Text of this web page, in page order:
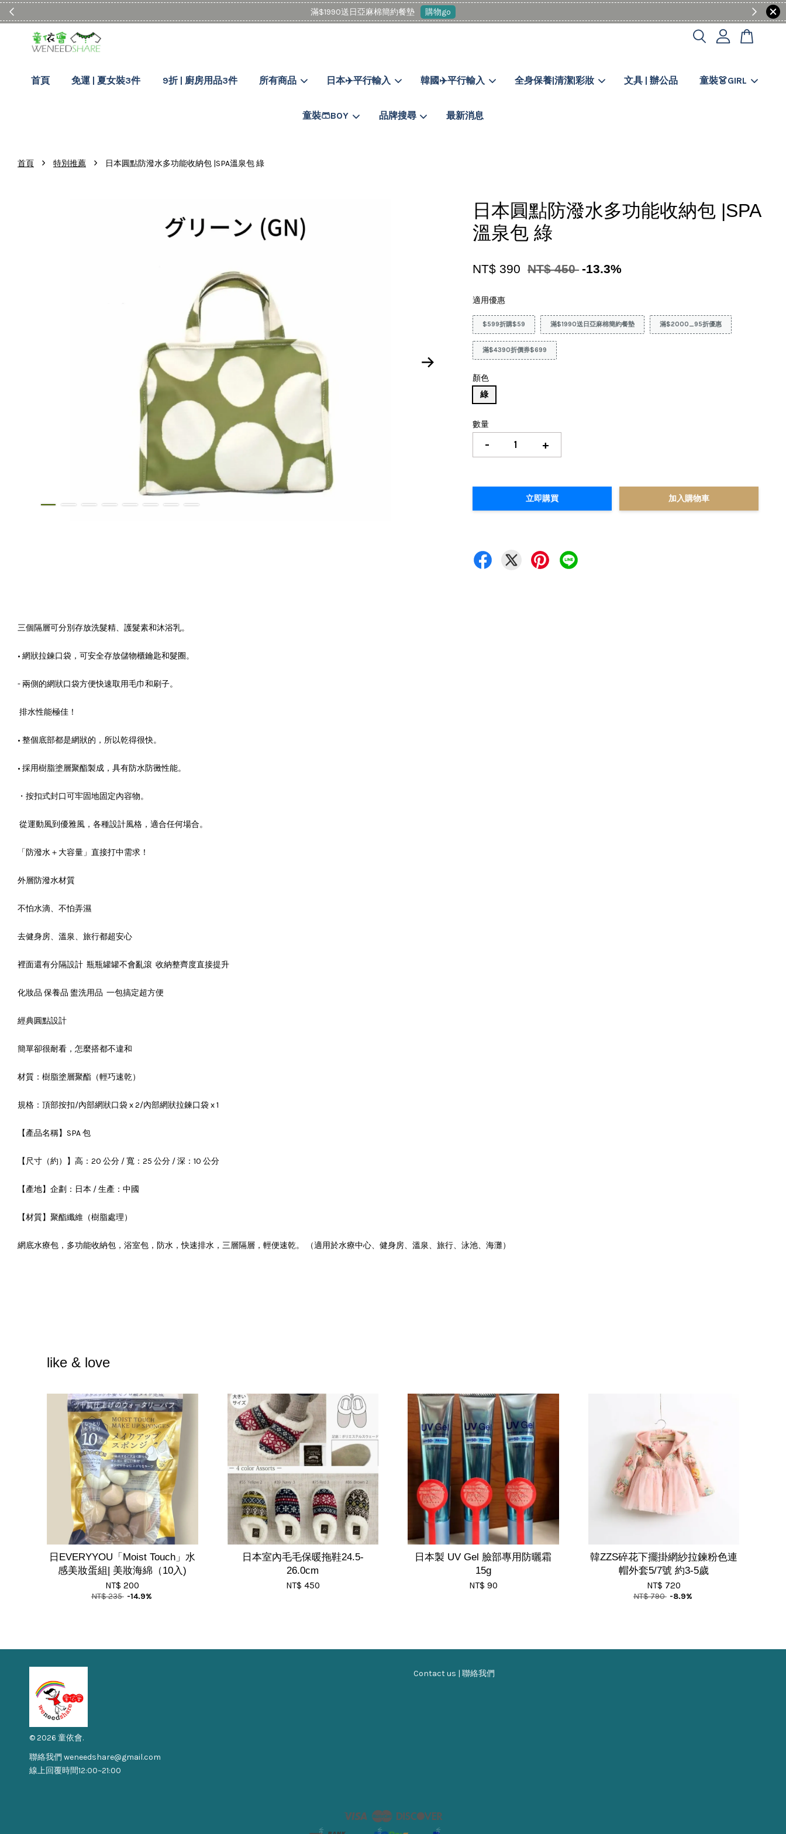
滿$1990送日亞麻棉簡約餐墊 購物go
首頁 免運 | 夏女裝3件 9折 | 廚房用品3件 所有商品 日本✈️平行輸入 韓國✈️平行輸入 全身保養|清潔|彩妝 文具 | 辦公品 童裝👗GIRL
童裝🩳BOY 品牌搜尋 最新消息
首頁 › 特別推薦 › 日本圓點防潑水多功能收納包 |SPA溫泉包 綠
日本圓點防潑水多功能收納包 |SPA
溫泉包 綠
NT$ 390 NT$ 450 -13.3%
適用優惠
$599折購$59 滿$1990送日亞麻棉簡約餐墊 滿$2000_95折優惠
滿$4390折價券$699
顏色
綠
數量
- +
立即購買 加入購物車
三個隔層可分別存放洗髮精、護髮素和沐浴乳。
• 網狀拉鍊口袋，可安全存放儲物櫃鑰匙和髮圈。
- 兩側的網狀口袋方便快速取用毛巾和刷子。
排水性能極佳！
• 整個底部都是網狀的，所以乾得很快。
• 採用樹脂塗層聚酯製成，具有防水防黴性能。
・按扣式封口可牢固地固定內容物。
從運動風到優雅風，各種設計風格，適合任何場合。
「防潑水＋大容量」直接打中需求！
外層防潑水材質
不怕水滴、不怕弄濕
去健身房、溫泉、旅行都超安心
裡面還有分隔設計 瓶瓶罐罐不會亂滾 收納整齊度直接提升
化妝品 保養品 盥洗用品 一包搞定超方便
經典圓點設計
簡單卻很耐看，怎麼搭都不違和
材質：樹脂塗層聚酯（輕巧速乾）
規格：頂部按扣/內部網狀口袋 x 2/內部網狀拉鍊口袋 x 1
【產品名稱】SPA 包
【尺寸（約）】高：20 公分 / 寬：25 公分 / 深：10 公分
【產地】企劃：日本 / 生產：中國
【材質】聚酯纖維（樹脂處理）
網底水療包，多功能收納包，浴室包，防水，快速排水，三層隔層，輕便速乾。 （適用於水療中心、健身房、溫泉、旅行、泳池、海灘）
like & love
日EVERYYOU「Moist Touch」水
感美妝蛋組| 美妝海綿（10入)
NT$ 200
NT$ 235 -14.9%
日本室內毛毛保暖拖鞋24.5-
26.0cm
NT$ 450
日本製 UV Gel 臉部專用防曬霜
15g
NT$ 90
韓ZZS碎花下擺掛網紗拉鍊粉色連
帽外套5/7號 約3-5歲
NT$ 720
NT$ 790 -8.9%
© 2026 童依會.
Contact us | 聯絡我們
聯絡我們 weneedshare@gmail.com
線上回覆時間12:00~21:00
Visa Master